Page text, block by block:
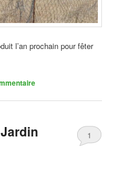
l’an prochain pour fêter
1